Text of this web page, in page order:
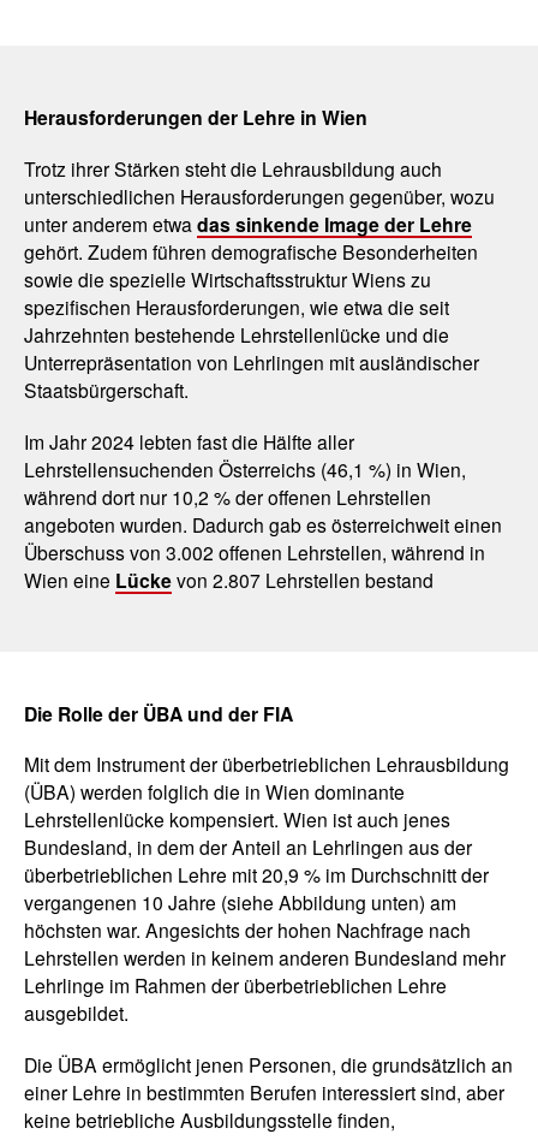
Herausforderungen der Lehre in Wien
Trotz ihrer Stärken steht die Lehrausbildung auch
unterschiedlichen Herausforderungen gegenüber, wozu
unter anderem etwadas sinkende Image der Lehre
gehört. Zudem führen demografische Besonderheiten
sowie die spezielle Wirtschaftsstruktur Wiens zu
spezifischen Herausforderungen, wie etwa die seit
Jahrzehnten bestehende Lehrstellenlücke und die
Unterrepräsentation von Lehrlingen mit ausländischer
Staatsbürgerschaft.
Im Jahr 2024 lebten fast die Hälfte aller
Lehrstellensuchenden Österreichs (46,1 %) in Wien,
während dort nur 10,2 % der offenen Lehrstellen
angeboten wurden. Dadurch gab es österreichweit einen
Überschuss von 3.002 offenen Lehrstellen, während in
Wien eine Lückevon 2.807 Lehrstellen bestand
Die Rolle der ÜBA und der FIA
Mit dem Instrument der überbetrieblichen Lehrausbildung
(ÜBA) werden folglich die in Wien dominante
Lehrstellenlücke kompensiert. Wien ist auch jenes
Bundesland, in dem der Anteil an Lehrlingen aus der
überbetrieblichen Lehre mit 20,9 % im Durchschnitt der
vergangenen 10 Jahre (siehe Abbildung unten) am
höchsten war. Angesichts der hohen Nachfrage nach
Lehrstellen werden in keinem anderen Bundesland mehr
Lehrlinge im Rahmen der überbetrieblichen Lehre
ausgebildet.
Die ÜBA ermöglicht jenen Personen, die grundsätzlich an
einer Lehre in bestimmten Berufen interessiert sind, aber
keine betriebliche Ausbildungsstelle finden,